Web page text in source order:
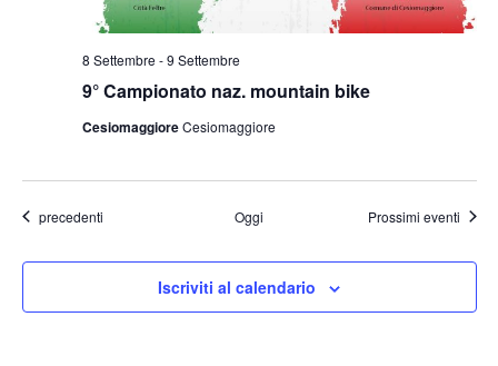
9° Campionato naz. mountain bike
8 Settembre -9 Settembre
CesiomaggioreCesiomaggiore
Eventi
precedenti Oggi Prossimi eventi
Iscriviti al calendario